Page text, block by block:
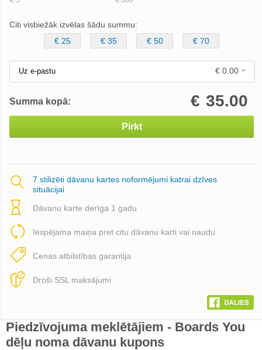
Citi visbiežāk izvēlas šādu summu:
€ 25
€ 35 € 50 € 70
Uz e-pastu € 0.00
Summa kopā: 35.00
€
Pirkt
7 stilizēti dāvanu kartes noformējumi katrai dzīves
situācijai
Dāvanu karte derīga 1 gadu
Iespējama maiņa pret citu dāvanu karti vai naudu
Cenas atbilstības garantija
Droši SSL maksājumi
Piedzīvojuma meklētājiem - Boards You
dēļu noma dāvanu kupons